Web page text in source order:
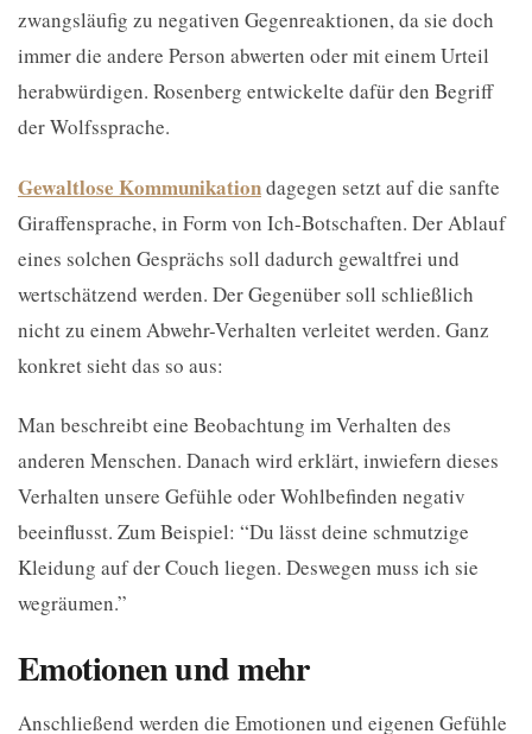
zwangsläufig zu negativen Gegenreaktionen, da sie doch
immer die andere Person abwerten oder mit einem Urteil
herabwürdigen. Rosenberg entwickelte dafür den Begriff
der Wolfssprache.
Gewaltlose Kommunikationdagegen setzt auf die sanfte
Giraffensprache, in Form von Ich-Botschaften. Der Ablauf
eines solchen Gesprächs soll dadurch gewaltfrei und
wertschätzend werden. Der Gegenüber soll schließlich
nicht zu einem Abwehr-Verhalten verleitet werden. Ganz
konkret sieht das so aus:
Man beschreibt eine Beobachtung im Verhalten des
anderen Menschen. Danach wird erklärt, inwiefern dieses
Verhalten unsere Gefühle oder Wohlbefinden negativ
beeinflusst. Zum Beispiel: “Du lässt deine schmutzige
Kleidung auf der Couch liegen. Deswegen muss ich sie
wegräumen.”
Emotionen und mehr
Anschließend werden die Emotionen und eigenen Gefühle